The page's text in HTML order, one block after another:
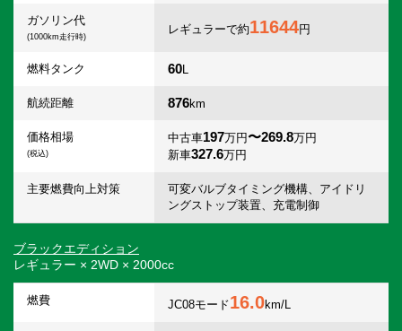
ガソリン代
(1000km走行時)
レギュラーで約11644円
燃料タンク 60L
航続距離 876km
価格相場
(税込)
中古車197万円〜269.8万円
新車327.6万円
主要燃費向上対策
可変バルブタイミング機構、アイドリ
ングストップ装置、充電制御
ブラックエディション
レギュラー × 2WD × 2000cc
燃費 JC08モード16.0km/L